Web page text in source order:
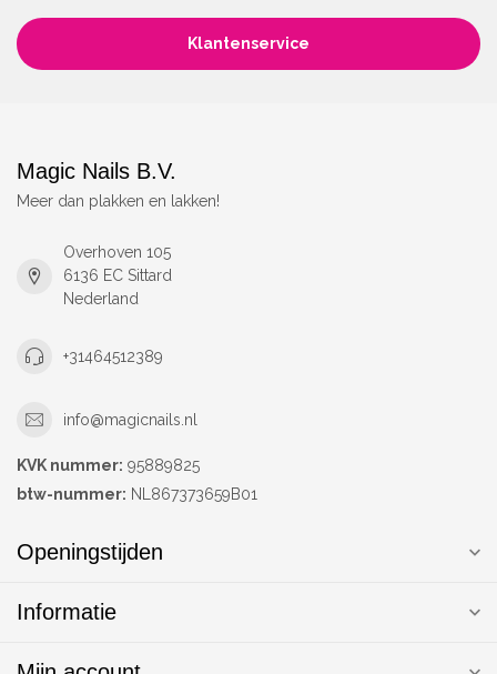
Klantenservice
Magic Nails B.V.
Meer dan plakken en lakken!
Overhoven 105
6136 EC Sittard
Nederland
+31464512389
info@magicnails.nl
KVK nummer: 95889825
btw-nummer: NL867373659B01
Openingstijden
Informatie